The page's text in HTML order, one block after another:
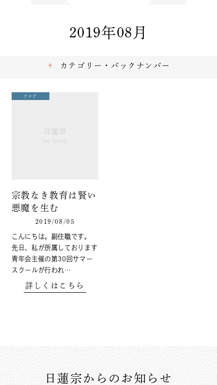
2019年08月
ブログ
宗教なき教育は賢い
悪魔を生む
2019/08/05
こんにちは。副住職です。
先日、私が所属しております
青年会主催の第30回サマー
スクールが行われ…
詳しくはこちら
カテゴリー・バックナンバー
日蓮宗からのお知らせ